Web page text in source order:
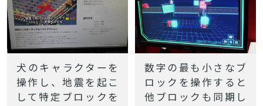
犬のキャラクターを
操作し、地震を起こ
して特定ブロックを
数字の最も小さな ブ
ロックを操作すると
他ブロックも同期し